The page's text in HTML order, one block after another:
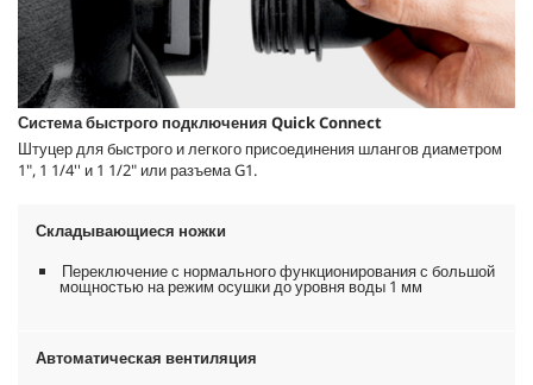
Система быстрого подключения Quick Connect
Штуцер для быстрого и легкого присоединения шлангов диаметром
1", 1 1/4'' и 1 1/2" или разъема G1.
Складывающиеся ножки
Переключение с нормального функционирования с большой
мощностью на режим осушки до уровня воды 1 мм
Автоматическая вентиляция